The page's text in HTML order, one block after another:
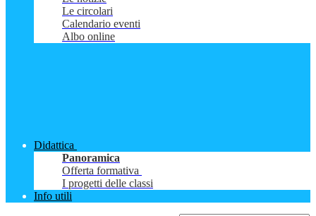
Le circolari
Calendario eventi
Albo online
Didattica
Panoramica
Offerta formativa
I progetti delle classi
Info utili